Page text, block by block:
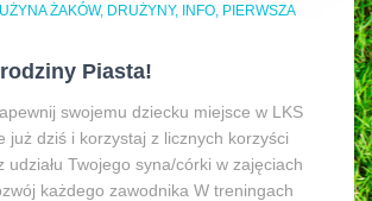
ŻAKÓW DRUŻYNY INFO PIERWSZA
Piasta!
swojemu dziecku miejsce w LKS
już dziś i korzystaj z licznych korzyści
udziału Twojego syna/córki w zajęciach
każdego zawodnika W treningach